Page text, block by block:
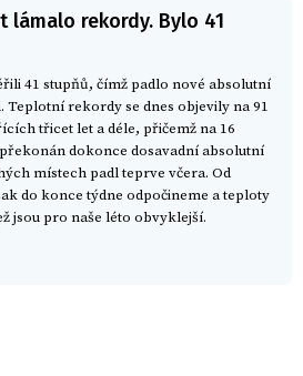
lámalo rekordy. Bylo 41
41 stupňů, čímž padlo nové absolutní
Teplotní rekordy se dnes objevily na 91
třicet let a déle, přičemž na 16
dokonce dosavadní absolutní
místech padl teprve včera. Od
do konce týdne odpočineme a teploty
jsou pro naše léto obvyklejší.